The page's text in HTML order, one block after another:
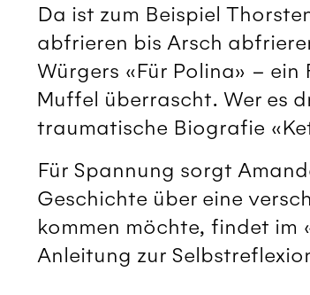
Da ist zum Beispiel
abfrieren bis Arsch
Würgers «Für Polina» –
Muffel überrascht. Wer es
traumatische Biografie
Für Spannung sorgt
Geschichte über eine
kommen möchte, findet im
Anleitung zur